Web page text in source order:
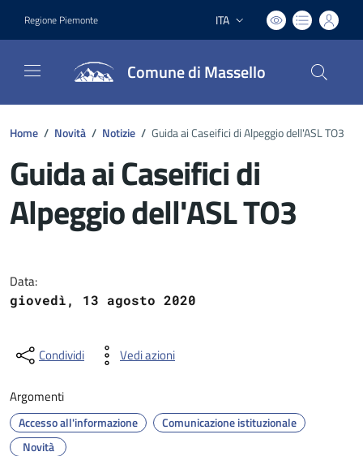
Regione Piemonte Lingua attiva:
ITA
Comune di Massello
Home / Novità / Notizie / Guida ai Caseifici di Alpeggio dell'ASL TO3
Guida ai Caseifici di
Alpeggio dell'ASL TO3
Data:
giovedì, 13 agosto 2020
Condividi Vedi azioni
Argomenti
Accesso all'informazione
Comunicazione istituzionale
Novità